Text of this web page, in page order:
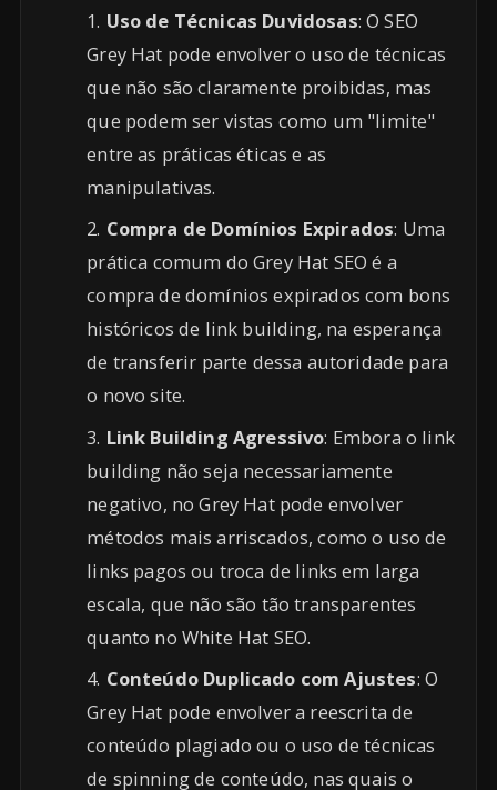
Uso de Técnicas Duvidosas: O SEO
Grey Hat pode envolver o uso de técnicas
que não são claramente proibidas, mas
que podem ser vistas como um "limite"
entre as práticas éticas e as
manipulativas.
Compra de Domínios Expirados: Uma
prática comum do Grey Hat SEO é a
compra de domínios expirados com bons
históricos de link building, na esperança
de transferir parte dessa autoridade para
o novo site.
Link Building Agressivo: Embora o link
building não seja necessariamente
negativo, no Grey Hat pode envolver
métodos mais arriscados, como o uso de
links pagos ou troca de links em larga
escala, que não são tão transparentes
quanto no White Hat SEO.
Conteúdo Duplicado com Ajustes: O
Grey Hat pode envolver a reescrita de
conteúdo plagiado ou o uso de técnicas
de spinning de conteúdo, nas quais o